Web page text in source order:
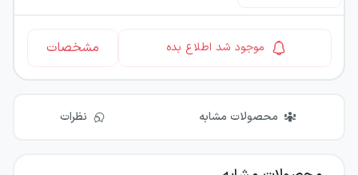
موجود شد اطلاع بده مشخصات
محصولات مشابه نظرات